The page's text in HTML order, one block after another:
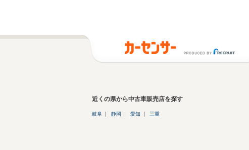
近くの県から中古車販売店を探す
岐阜 静岡 愛知 三重